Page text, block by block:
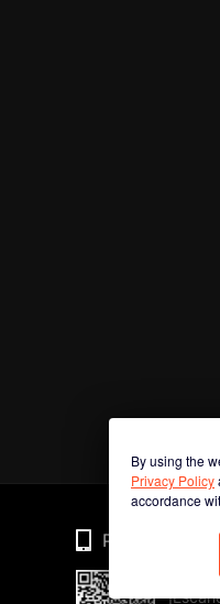
By using the
Privacy Policy
accordance
Phone